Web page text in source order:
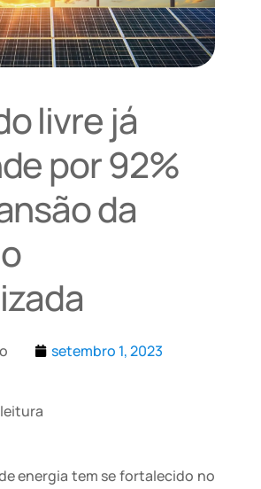
livre já
por 92%
da
setembro 1, 2023
energia tem se fortalecido no